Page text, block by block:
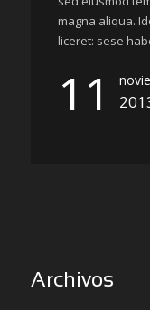
magna aliqua.
liceret: sese
11
Archivos